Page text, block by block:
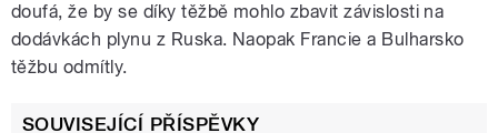
doufá, že by se díky těžbě mohlo zbavit závislosti na
dodávkách plynu z Ruska. Naopak Francie a Bulharsko
těžbu odmítly.
SOUVISEJÍCÍ PŘÍSPĚVKY